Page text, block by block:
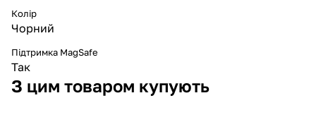
Колір
Чорний
Підтримка MagSafe
Так
З цим товаром купують